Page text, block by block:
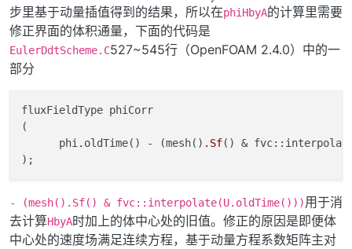
步里基于动量插值得到的结果，所以在phiHbyA的计算里需要
修正界面的体积通量，下面的代码是
EulerDdtScheme.C527~545行（OpenFOAM 2.4.0）中的一
部分
fluxFieldType phiCorr
(
      phi.oldTime() - (mesh()
.Sf() &
- (mesh().Sf() & fvc::interpolate(U.oldTime()))用于消
去计算HbyA时加上的体中心处的旧值。修正的原因是即便体
中心处的速度场满足连续方程，基于动量方程系数矩阵主对